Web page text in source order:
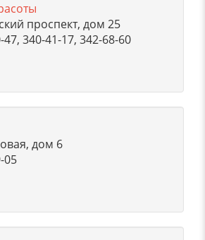
проспект, дом 25
47, 340-41-17, 342-68-60
дом 6
05